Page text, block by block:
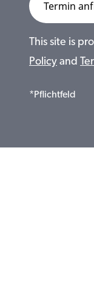
This site is
Policy and
*Pflichtfeld